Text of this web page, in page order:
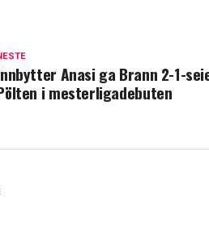
Anasi ga Brann 2-1-
i mesterligadebuten